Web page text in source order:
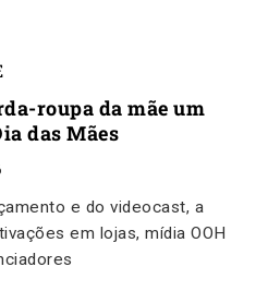
roupa da mãe um
das Mães
e do videocast, a
em lojas, mídia OOH